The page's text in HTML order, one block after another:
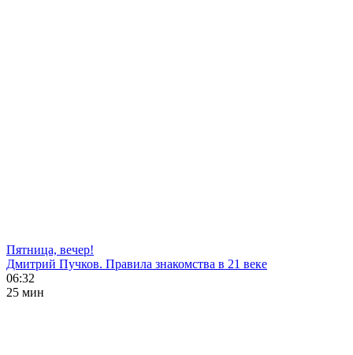
Пятница, вечер!
Дмитрий Пучков. Правила знакомства в 21 веке
06:32
25 мин